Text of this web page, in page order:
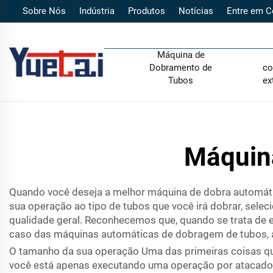
Sobre Nós Indústria Produtos Notícias Entre em
Máquina de
Dobramento de
Tubos
Quando você deseja a melhor máquina de dobra
sua operação ao tipo de tubos que você irá dobrar,
qualidade geral. Reconhecemos que, quando se trata
caso das máquinas automáticas de dobragem de
O tamanho da sua operação Uma das primeiras coisas
você está apenas executando uma operação por